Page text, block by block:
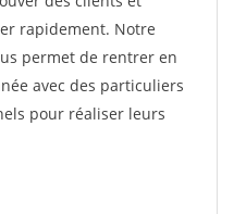
rapidement. Notre
permet de rentrer en
avec des particuliers
pour réaliser leurs